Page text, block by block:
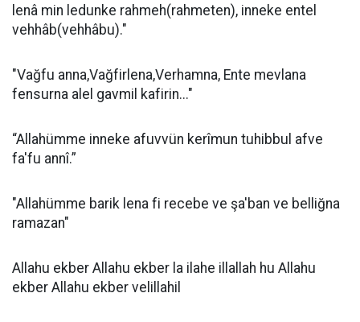
lenâ min ledunke rahmeh(rahmeten), inneke entel
vehhâb(vehhâbu)."
"Vağfu anna,Vağfirlena,Verhamna, Ente mevlana
fensurna alel gavmil kafirin..."
“Allahümme inneke afuvvün kerîmun tuhibbul afve
fa'fu annî.”
"Allahümme barik lena fi recebe ve şa'ban ve belliğna
ramazan"
Allahu ekber Allahu ekber la ilahe illallah hu Allahu
ekber Allahu ekber velillahil